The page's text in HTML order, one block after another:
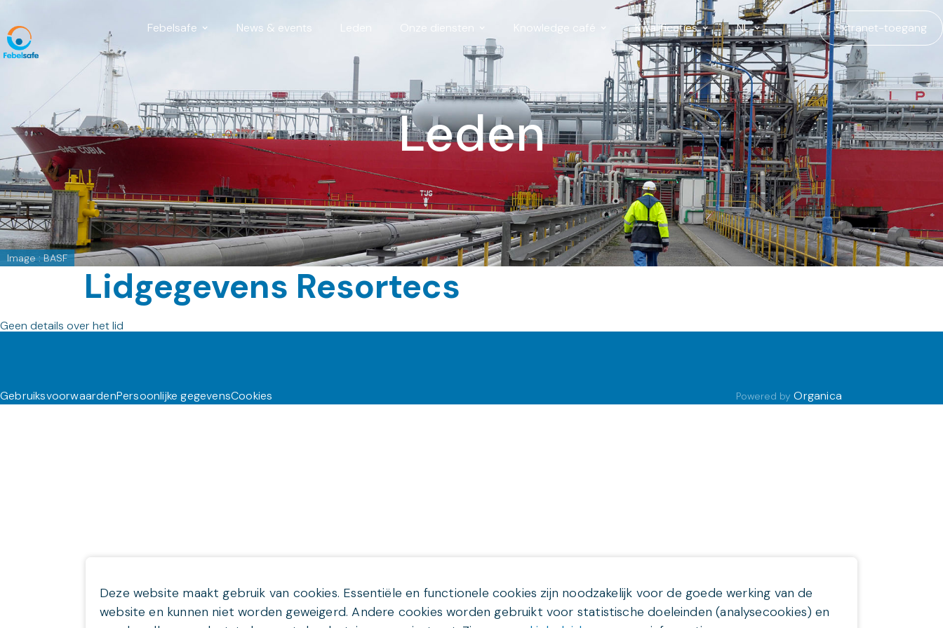
Febelsafe News & events Leden Onze diensten Knowledge café Kwalificaties NL Extranet-toegang
Leden
Image : BASF
Lidgegevens Resortecs
Geen details over het lid
GebruiksvoorwaardenPersoonlijke gegevensCookies Powered byOrganica
Deze website maakt gebruik van cookies. Essentiële en functionele cookies zijn noodzakelijk voor de goede werking van de
website en kunnen niet worden geweigerd. Andere cookies worden gebruikt voor statistische doeleinden (analysecookies) en